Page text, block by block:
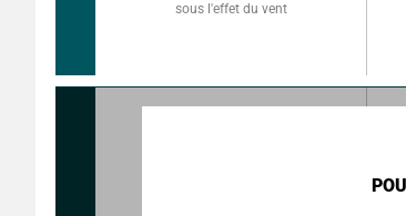
sous l'effet du vent